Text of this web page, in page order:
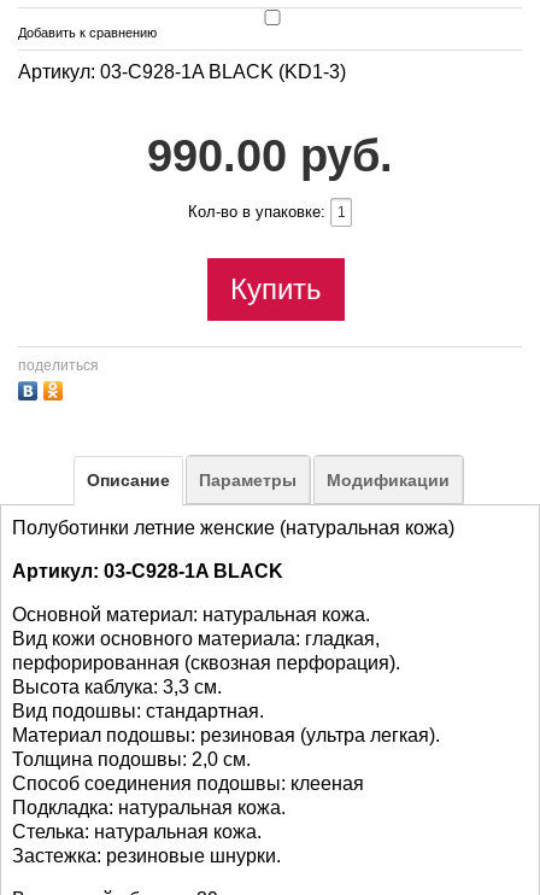
Добавить к сравнению
Артикул: 03-C928-1A BLACK (KD1-3)
990.00 руб.
Кол-во в упаковке:
Купить
поделиться
Описание Параметры Модификации
Полуботинки летние женские (натуральная кожа)
Артикул: 03-C928-1A BLACK
Основной материал: натуральная кожа.
Вид кожи основного материала: гладкая,
перфорированная (сквозная перфорация).
Высота каблука: 3,3 см.
Вид подошвы: стандартная.
Материал подошвы: резиновая (ультра легкая).
Толщина подошвы: 2,0 см.
Способ соединения подошвы: клееная
Подкладка: натуральная кожа.
Стелька: натуральная кожа.
Застежка: резиновые шнурки.